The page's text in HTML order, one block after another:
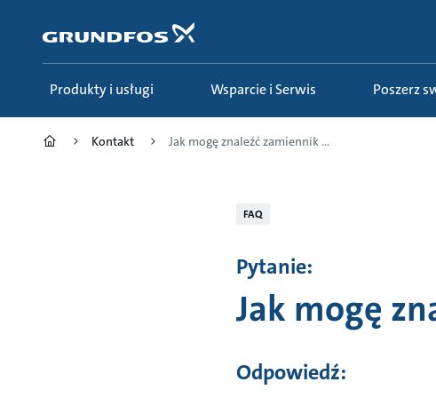
głównej
zawartości
Produkty i usługi Wsparcie i Serwis Poszerz
Kontakt Jak mogę znaleźć zamiennik ...
FAQ
Pytanie:
Jak mogę
Odpowiedź: